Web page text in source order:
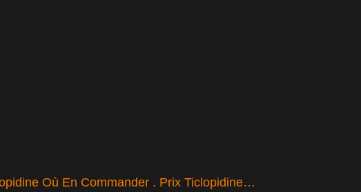
Où En Commander . Prix Ticlopidine…